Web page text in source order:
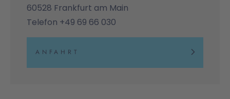
60528 Frankfurt am Main
Telefon +49 69 66 030
ANFAHRT